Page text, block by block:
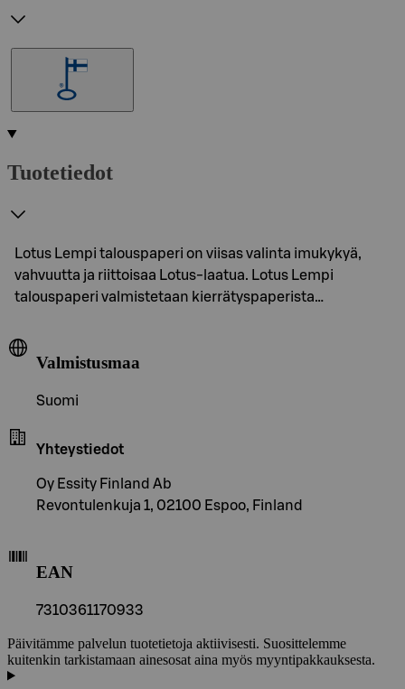
Tuotetiedot
Lotus Lempi talouspaperi on viisas valinta imukykyä,
vahvuutta ja riittoisaa Lotus-laatua. Lotus Lempi
talouspaperi valmistetaan kierrätyspaperista…
Valmistusmaa
Suomi
Yhteystiedot
Oy Essity Finland Ab
Revontulenkuja 1, 02100 Espoo, Finland
EAN
7310361170933
Päivitämme palvelun tuotetietoja aktiivisesti. Suosittelemme
kuitenkin tarkistamaan ainesosat aina myös myyntipakkauksesta.